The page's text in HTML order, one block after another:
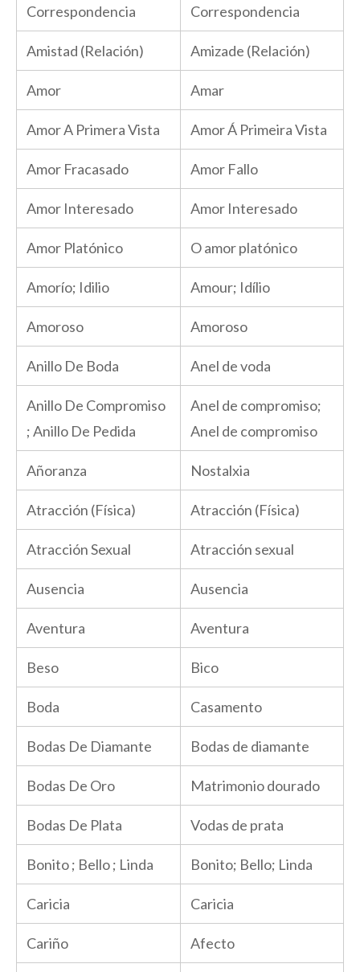
Correspondencia Correspondencia
Amistad (Relación) Amizade (Relación)
Amor Amar
Amor A Primera Vista Amor Á Primeira Vista
Amor Fracasado Amor Fallo
Amor Interesado Amor Interesado
Amor Platónico O amor platónico
Amorío; Idilio Amour; Idílio
Amoroso Amoroso
Anillo De Boda Anel de voda
Anillo De Compromiso
; Anillo De Pedida
Anel de compromiso;
Anel de compromiso
Añoranza Nostalxia
Atracción (Física) Atracción (Física)
Atracción Sexual Atracción sexual
Ausencia Ausencia
Aventura Aventura
Beso Bico
Boda Casamento
Bodas De Diamante Bodas de diamante
Bodas De Oro Matrimonio dourado
Bodas De Plata Vodas de prata
Bonito ; Bello ; Linda Bonito; Bello; Linda
Caricia Caricia
Cariño Afecto